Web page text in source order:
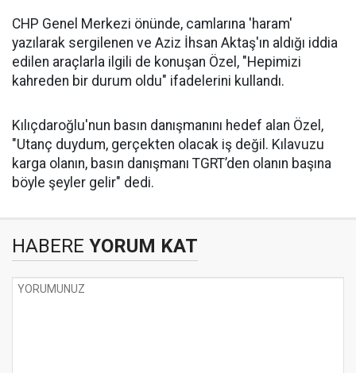
CHP Genel Merkezi önünde, camlarına 'haram'
yazılarak sergilenen ve Aziz İhsan Aktaş'ın aldığı iddia
edilen araçlarla ilgili de konuşan Özel, "Hepimizi
kahreden bir durum oldu" ifadelerini kullandı.
Kılıçdaroğlu'nun basın danışmanını hedef alan Özel,
"Utanç duydum, gerçekten olacak iş değil. Kılavuzu
karga olanın, basın danışmanı TGRT’den olanın başına
böyle şeyler gelir" dedi.
HABERE YORUM KAT